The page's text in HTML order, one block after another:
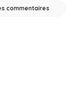
commentaires